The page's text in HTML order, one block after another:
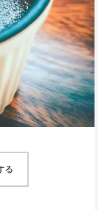
る